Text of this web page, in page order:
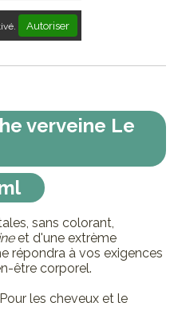
Autoriser
verveine Le
sans colorant,
et d'une extrème
répondra à vos exigences
être corporel.
les cheveux et le